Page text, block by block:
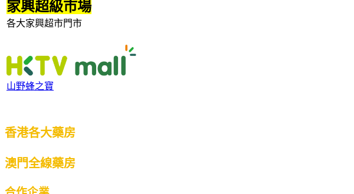
家興超級市場
各大家興超市門市
山野蜂之寶
香港各大藥房
澳門全線藥房